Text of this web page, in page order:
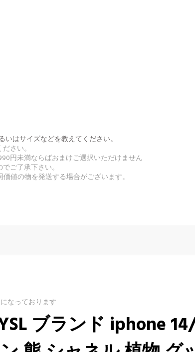
はサイズなどを教えてください。
さい。
円未満ならばおまけご選択いただけません
ご了承下さい。
値の物を発送する場合がございます。
なっております
ブランド iphone